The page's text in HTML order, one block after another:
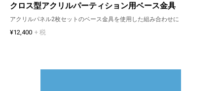
クロス型アクリルパーティション用ベース金具
アクリルパネル2枚セットのベース金具を使用した組み合わせに
¥12,400 + 税